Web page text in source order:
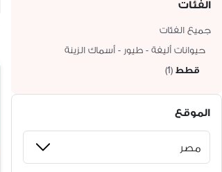
الفئات
جميع الفئات
حيوانات أليفة - طيور - أسماك الزينة
قطط (
1
)
الموقع